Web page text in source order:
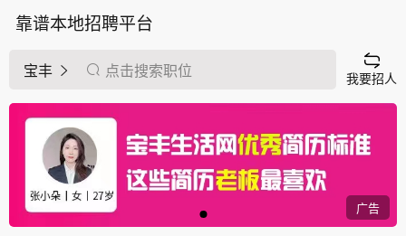
靠谱本地招聘平台
宝丰 点击搜索职位 我要招人
广告